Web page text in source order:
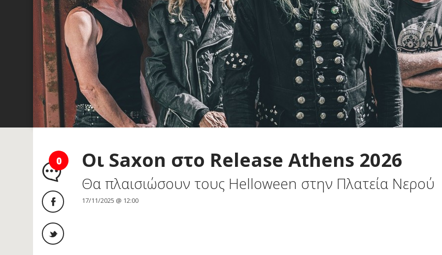
0 Οι Saxon στο Release Athens 2026
Θα πλαισιώσουν τους Helloween στην Πλατεία Νερού
17/11/2025 @ 12:00